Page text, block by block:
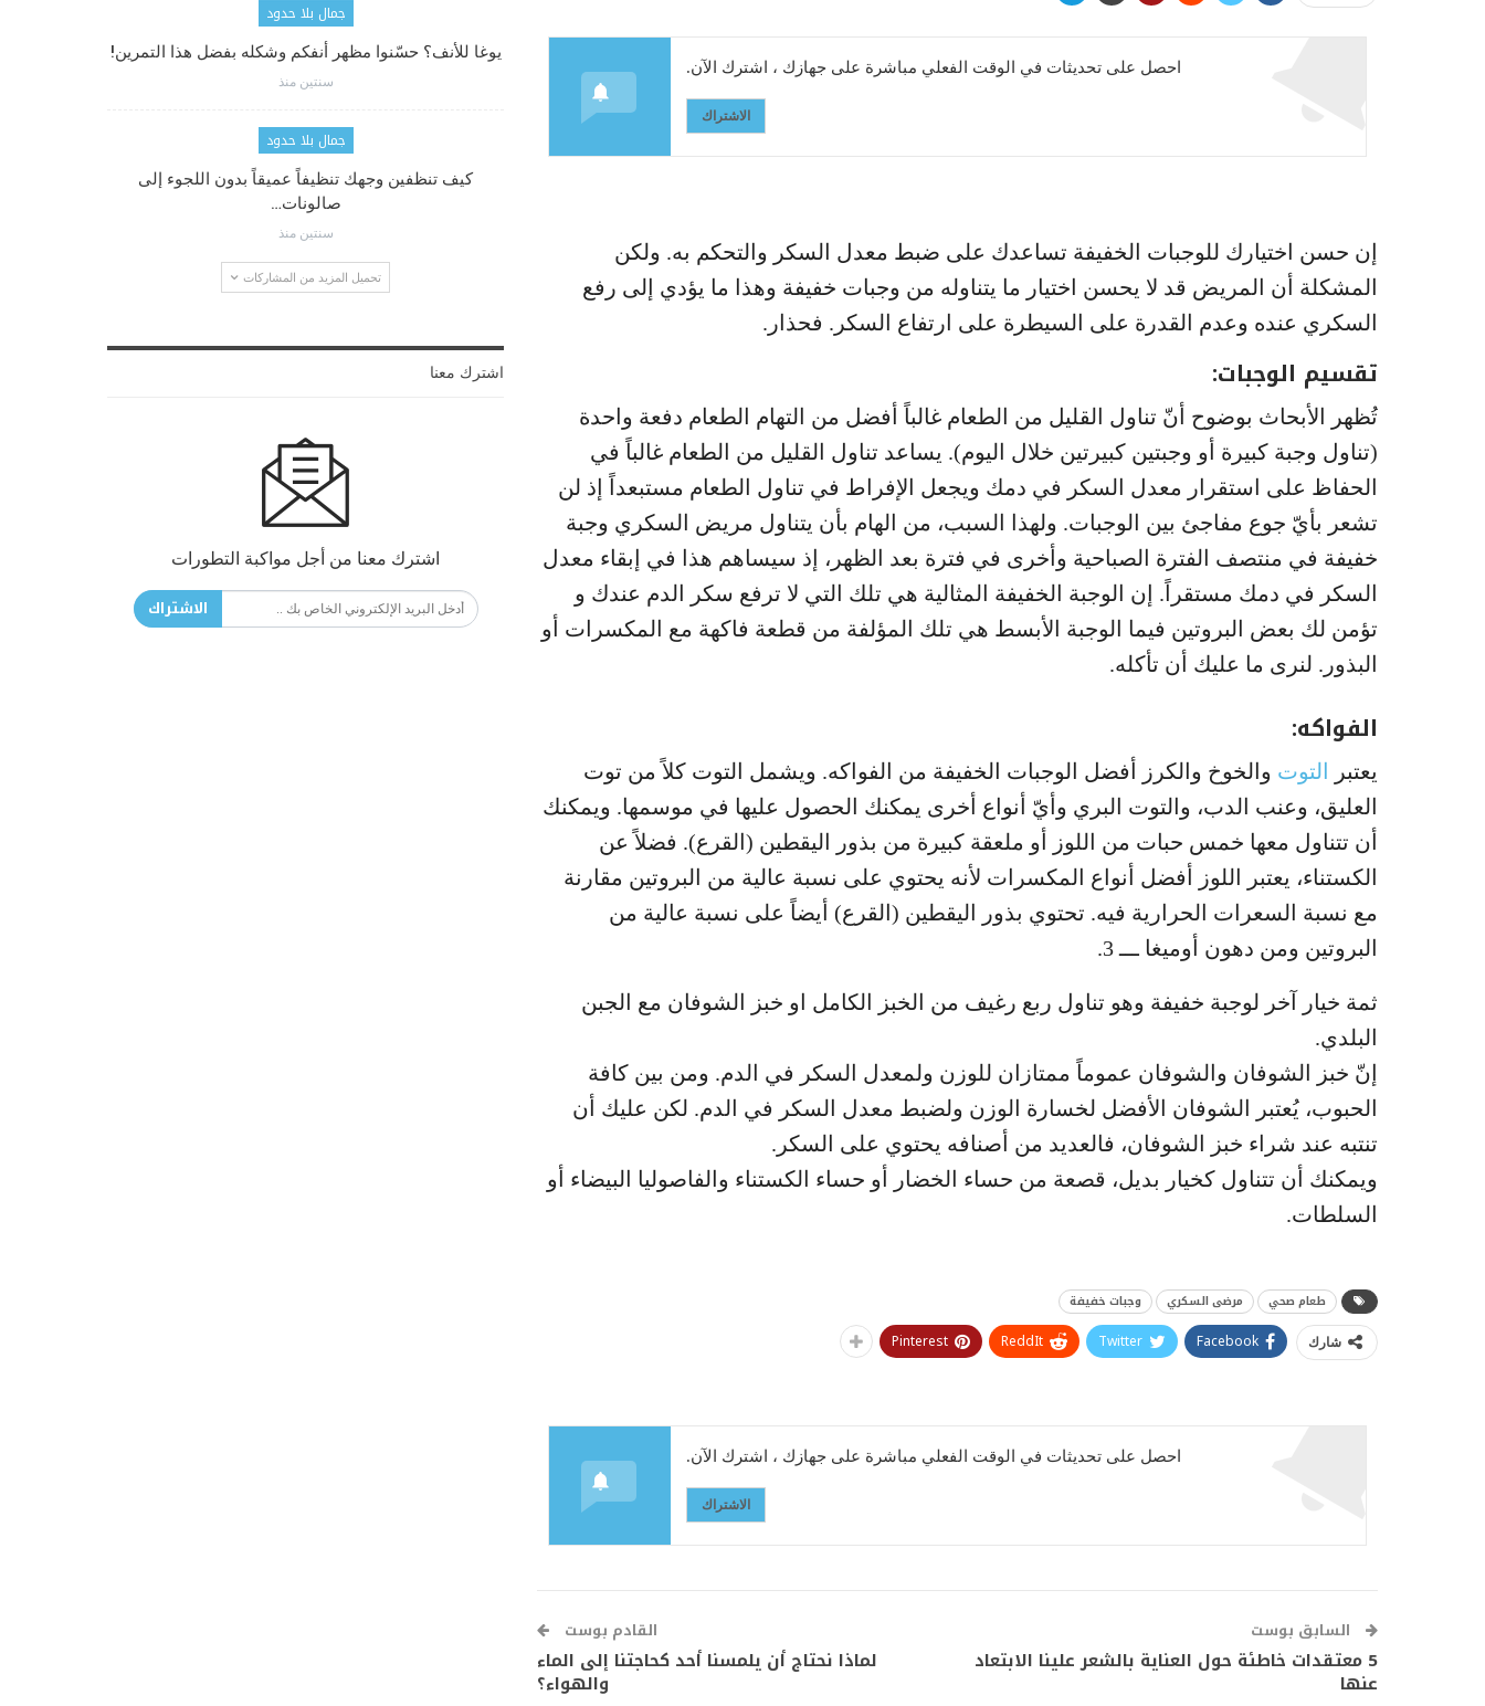
احصل على تحديثات في الوقت الفعلي مباشرة على جهازك ، اشترك الآن.
الاشتراك
إن حسن اختيارك للوجبات الخفيفة تساعدك على ضبط معدل السكر والتحكم به. ولكن
المشكلة أن المريض قد لا يحسن اختيار ما يتناوله من وجبات خفيفة وهذا ما يؤدي إلى رفع
السكري عنده وعدم القدرة على السيطرة على ارتفاع السكر. فحذار.
تقسيم الوجبات:
تُظهر الأبحاث بوضوح أنّ تناول القليل من الطعام غالباً أفضل من التهام الطعام دفعة واحدة
(تناول وجبة كبيرة أو وجبتين كبيرتين خلال اليوم). يساعد تناول القليل من الطعام غالباً في
الحفاظ على استقرار معدل السكر في دمك ويجعل الإفراط في تناول الطعام مستبعداً إذ لن
تشعر بأيّ جوع مفاجئ بين الوجبات. ولهذا السبب، من الهام بأن يتناول مريض السكري وجبة
خفيفة في منتصف الفترة الصباحية وأخرى في فترة بعد الظهر، إذ سيساهم هذا في إبقاء معدل
السكر في دمك مستقراً. إن الوجبة الخفيفة المثالية هي تلك التي لا ترفع سكر الدم عندك و
تؤمن لك بعض البروتين فيما الوجبة الأبسط هي تلك المؤلفة من قطعة فاكهة مع المكسرات أو
البذور. لنرى ما عليك أن تأكله.
الفواكه:
يعتبر التوت والخوخ والكرز أفضل الوجبات الخفيفة من الفواكه. ويشمل التوت كلاً من توت
العليق، وعنب الدب، والتوت البري وأيّ أنواع أخرى يمكنك الحصول عليها في موسمها. ويمكنك
أن تتناول معها خمس حبات من اللوز أو ملعقة كبيرة من بذور اليقطين (القرع). فضلاً عن
الكستناء، يعتبر اللوز أفضل أنواع المكسرات لأنه يحتوي على نسبة عالية من البروتين مقارنة
مع نسبة السعرات الحرارية فيه. تحتوي بذور اليقطين (القرع) أيضاً على نسبة عالية من
البروتين ومن دهون أوميغا ـــ 3.
ثمة خيار آخر لوجبة خفيفة وهو تناول ربع رغيف من الخبز الكامل او خبز الشوفان مع الجبن
البلدي.
إنّ خبز الشوفان والشوفان عموماً ممتازان للوزن ولمعدل السكر في الدم. ومن بين كافة
الحبوب، يُعتبر الشوفان الأفضل لخسارة الوزن ولضبط معدل السكر في الدم. لكن عليك أن
تنتبه عند شراء خبز الشوفان، فالعديد من أصنافه يحتوي على السكر.
ويمكنك أن تتناول كخيار بديل، قصعة من حساء الخضار أو حساء الكستناء والفاصوليا البيضاء أو
السلطات.
طعام صحي مرضى السكري وجبات خفيفة
شارك Facebook
Twitter
ReddIt
Pinterest
احصل على تحديثات في الوقت الفعلي مباشرة على جهازك ، اشترك الآن.
الاشتراك
السابق بوست
5 معتقدات خاطئة حول العناية بالشعر علينا الابتعاد
عنها
القادم بوست
لماذا نحتاج أن يلمسنا أحد كحاجتنا إلى الماء
والهواء؟
جمال بلا حدود
يوغا للأنف؟ حسّنوا مظهر أنفكم وشكله بفضل هذا التمرين!
سنتين منذ
جمال بلا حدود
كيف تنظفين وجهك تنظيفاً عميقاً بدون اللجوء إلى
صالونات…
سنتين منذ
تحميل المزيد من المشاركات
اشترك معنا
اشترك معنا من أجل مواكبة التطورات
الاشتراك